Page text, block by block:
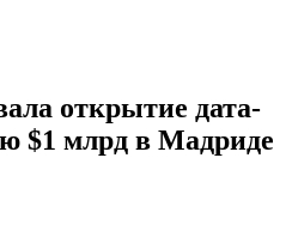
открытие дата-
$1 млрд в Мадриде